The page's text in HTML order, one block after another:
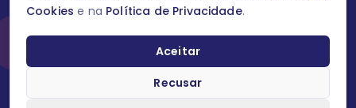
Cookies e na Política de Privacidade.
Aceitar
Recusar
O laboratório Servier do Brasil respeita os seus dados! Caso deseje
dados pessoais você pode fazê-lo a qualquer momento entrando
em contato através do site www.semprecuidando.com.br na opção
fale conosco.